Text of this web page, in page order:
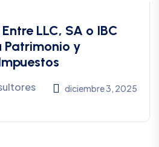
LLC, SA o IBC
Patrimonio y
diciembre 3, 2025